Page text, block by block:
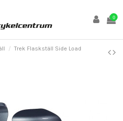
0
Trek Flaskställ Side Load